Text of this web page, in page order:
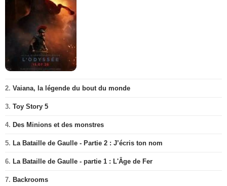
2. Vaiana, la légende du bout du monde
3. Toy Story 5
4. Des Minions et des monstres
5. La Bataille de Gaulle - Partie 2 : J’écris ton nom
6. La Bataille de Gaulle - partie 1 : L'Âge de Fer
7. Backrooms